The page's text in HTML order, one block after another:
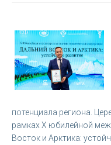
потенциала региона.
рамках Х юбилейной
Восток и Арктика: